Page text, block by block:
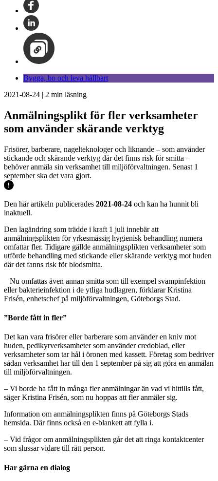
Bygga, bo och leva hållbart
2021-08-24 | 2 min läsning
Anmälningsplikt för fler verksamheter
som använder skärande verktyg
Frisörer, barberare, nagelteknologer och liknande – som använder
stickande och skärande verktyg där det finns risk för smitta –
behöver anmäla sin verksamhet till miljöförvaltningen. Senast 1
september ska det vara gjort.
Den här artikeln publicerades 2021-08-24 och kan ha hunnit bli
inaktuell.
Den lagändring som trädde i kraft 1 juli innebär att
anmälningsplikten för yrkesmässig hygienisk behandling numera
omfattar fler. Tidigare gällde anmälningsplikten verksamheter som
utförde behandling med stickande eller skärande verktyg mot huden
där det fanns risk för blodsmitta.
– Nu omfattas även annan smitta som till exempel svampinfektion
eller bakterieinfektion i de ytliga hudlagren, förklarar Kristina
Frisén, enhetschef på miljöförvaltningen, Göteborgs Stad.
”Borde fått in fler”
Det kan vara frisörer eller barberare som använder en kniv mot
huden, pedikyrverksamheter som använder credoblad, eller
verksamheter som tar hål i öronen med kassett. Företag som bedriver
sådan verksamhet har till den 1 september på sig att göra en anmälan
till miljöförvaltningen.
– Vi borde ha fått in många fler anmälningar än vad vi hittills fått,
säger Kristina Frisén, som nu hoppas att fler anmäler sig.
Information om anmälningsplikten finns på Göteborgs Stads
hemsida. Där finns också en e-blankett att fylla i.
– Vid frågor om anmälningsplikten går det att ringa kontaktcenter
som slussar vidare till rätt person.
Har gärna en dialog